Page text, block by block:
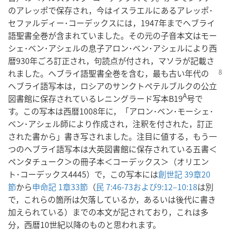
のアレッポで保存され，今はイスラエルにあるアレッポ･
セファルディー･コーデックスには，1947年までヘブライ
語聖書全巻が含まれていました。その元の子音本文はモー
シェ･ベン･アシェルの息子アロン･ベン･アシェルにより西
暦930年ごろ訂正され，句読点が付され，マソラが記載さ
れました。ヘブライ語聖書全巻を含む，最も古い年代の
ヘブライ語写本は，ロシアのサンクトペテルブルクの公立
図書館に保存されているレニングラード写本B19A号で
す。この写本は西暦1008年に，「アロン･ベン･モーシェ･
ベン･アシェル師により作成され，注釈を付された，訂正
された書から」書き写されました。注目に値する，もう一
つのヘブライ語写本は大英図書館に保存されている五書＜
ペンタチューク＞の冊子本＜コーデックス＞（オリエン
ト･コーデックス4445）で，この写本には創世記 39章20
節から申命記 1章33節 （民 7:46-73および9:12–10:18は別
で，これらの箇所は欠落しているか，あるいは後代に書き
加えられている）までの本文が記されており，これは多
分，西暦10世紀以降のものと思われます。